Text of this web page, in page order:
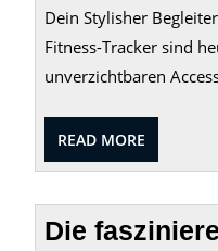
Dein Stylisher
Fitness-Tracker sind
unverzichtbaren
READ MORE
MORE
Die